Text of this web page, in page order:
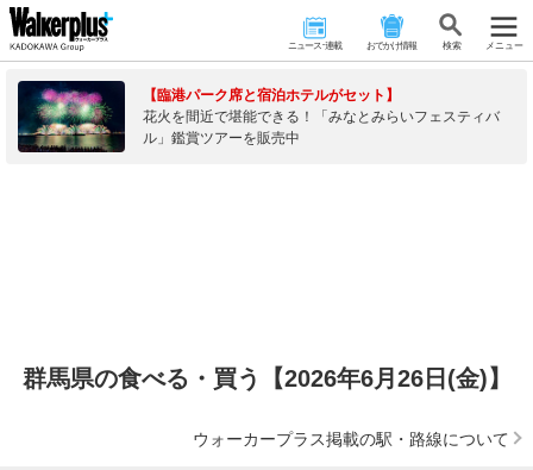
ニュース･連載 おでかけ情報 検 索 メニュー
【臨港パーク席と宿泊ホテルがセット】
花火を間近で堪能できる！「みなとみらいフェスティバ
ル」鑑賞ツアーを販売中
群馬県の食べる・買う【2026年6月26日(金)】
ウォーカープラス掲載の駅・路線について